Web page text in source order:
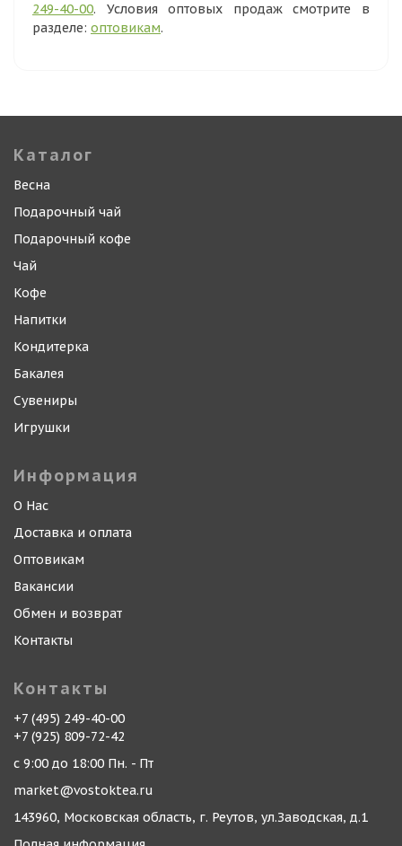
249-40-00. Условия оптовых продаж смотрите в
разделе: оптовикам.
Каталог
Весна
Подарочный чай
Подарочный кофе
Чай
Кофе
Напитки
Кондитерка
Бакалея
Сувениры
Игрушки
Информация
О Нас
Доставка и оплата
Оптовикам
Вакансии
Обмен и возврат
Контакты
Контакты
+7 (495) 249-40-00
+7 (925) 809-72-42
с 9:00 до 18:00 Пн. - Пт
market@vostoktea.ru
143960, Московская область, г. Реутов, ул.Заводская, д.1